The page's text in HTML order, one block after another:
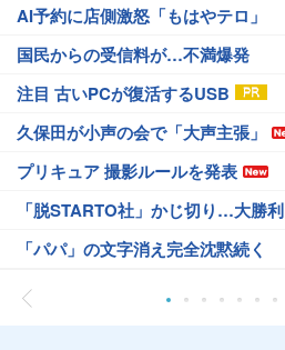
AI予約に店側激怒「もはやテロ」
国民からの受信料が…不満爆発
注目 古いPCが復活するUSB
久保田が小声の会で「大声主張」
プリキュア 撮影ルールを発表
「脱STARTO社」かじ切り…大勝利
「パパ」の文字消え完全沈黙続く